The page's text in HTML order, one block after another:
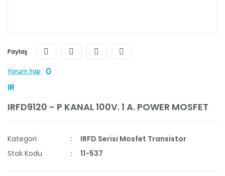
Paylaş
Yorum Yap 0
IR
IRFD9120 - P KANAL 100V. 1 A. POWER MOSFET
Kategori
IRFD Serisi Mosfet Transistor
Stok Kodu
11-537